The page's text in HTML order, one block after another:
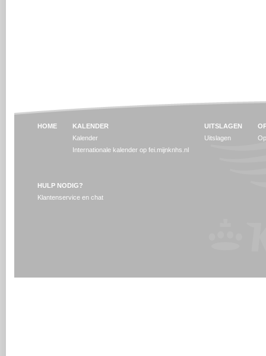
HOME
KALENDER
Kalender
Internationale kalender op fei.mijnknhs.nl
UITSLAGEN
Uitslagen
HULP NODIG?
Klantenservice en chat